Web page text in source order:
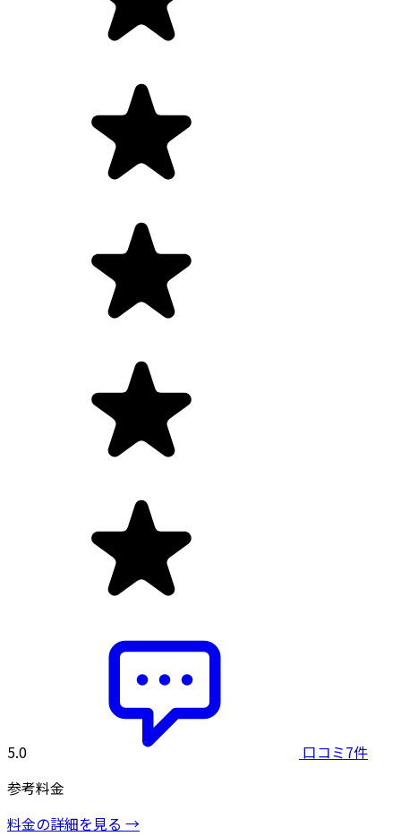
5.0
口コミ7件
参考料金
料金の詳細を見る →